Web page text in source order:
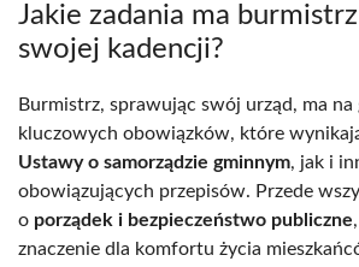
Jakie zadania ma
swojej kadencji?
Burmistrz, sprawując swój urząd, ma na
kluczowych obowiązków, które
Ustawy o samorządzie gminnym, jak i
obowiązujących przepisów. Przede
o porządek i bezpieczeństwo publiczne
znaczenie dla komfortu życia